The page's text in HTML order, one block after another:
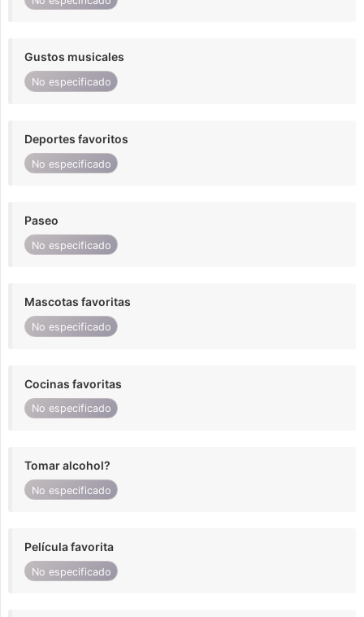
Gustos musicales
No especificado
Deportes favoritos
No especificado
Paseo
No especificado
Mascotas favoritas
No especificado
Cocinas favoritas
No especificado
Tomar alcohol?
No especificado
Película favorita
No especificado